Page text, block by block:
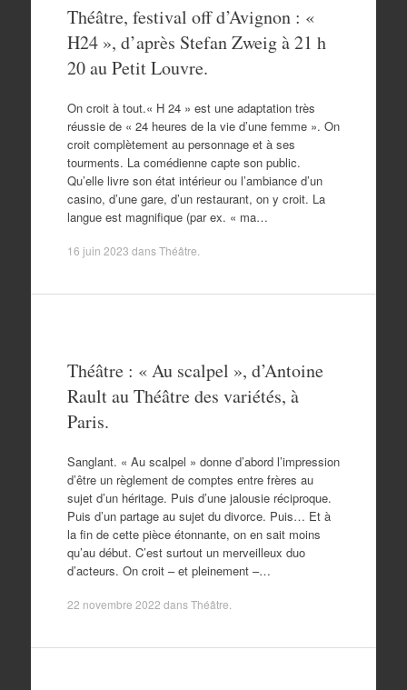
Théâtre, festival off d’Avignon : «
H24 », d’après Stefan Zweig à 21 h
20 au Petit Louvre.
On croit à tout.« H 24 » est une adaptation très
réussie de « 24 heures de la vie d’une femme ». On
croit complètement au personnage et à ses
tourments. La comédienne capte son public.
Qu’elle livre son état intérieur ou l’ambiance d’un
casino, d’une gare, d’un restaurant, on y croit. La
langue est magnifique (par ex. « ma…
16 juin 2023 dansThéâtre
Théâtre : « Au scalpel », d’Antoine
Rault au Théâtre des variétés, à
Paris.
Sanglant. « Au scalpel » donne d’abord l’impression
d’être un règlement de comptes entre frères au
sujet d’un héritage. Puis d’une jalousie réciproque.
Puis d’un partage au sujet du divorce. Puis… Et à
la fin de cette pièce étonnante, on en sait moins
qu’au début. C’est surtout un merveilleux duo
d’acteurs. On croit – et pleinement –…
22 novembre 2022 dansThéâtre